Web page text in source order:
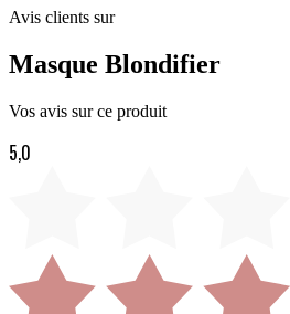
Avis clients sur
Masque Blondifier
Vos avis sur ce produit
5,0